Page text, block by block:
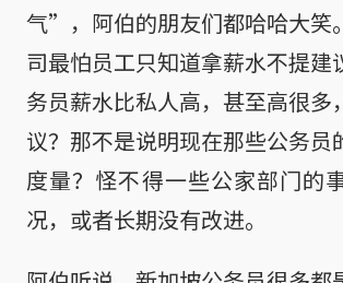
气”，阿伯的朋友们都哈哈大笑
司最怕员工只知道拿薪水不提建
务员薪水比私人高，甚至高很多
议？那不是说明现在那些公务员
度量？怪不得一些公家部门的
况，或者长期没有改进。